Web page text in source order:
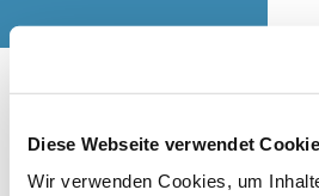
Diese Webseite verwendet
Wir verwenden Cookies, um
besetzt.
Wir bauen das Programm neu auf.